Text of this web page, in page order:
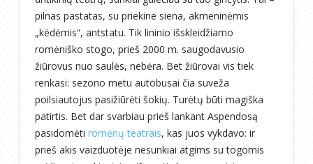
pilnas pastatas, su priekine siena, akmeninėmis
„kėdėmis“, antstatu. Tik lininio išskleidžiamo
romėniško stogo, prieš 2000 m. saugodavusio
žiūrovus nuo saulės, nebėra. Bet žiūrovai vis tiek
renkasi: sezono metu autobusai čia suveža
poilsiautojus pasižiūrėti šokių. Turėtų būti magiška
patirtis. Bet dar svarbiau prieš lankant Aspendosą
pasidomėti romėnų teatrais, kas juos vykdavo: ir
prieš akis vaizduotėje nesunkiai atgims su togomis